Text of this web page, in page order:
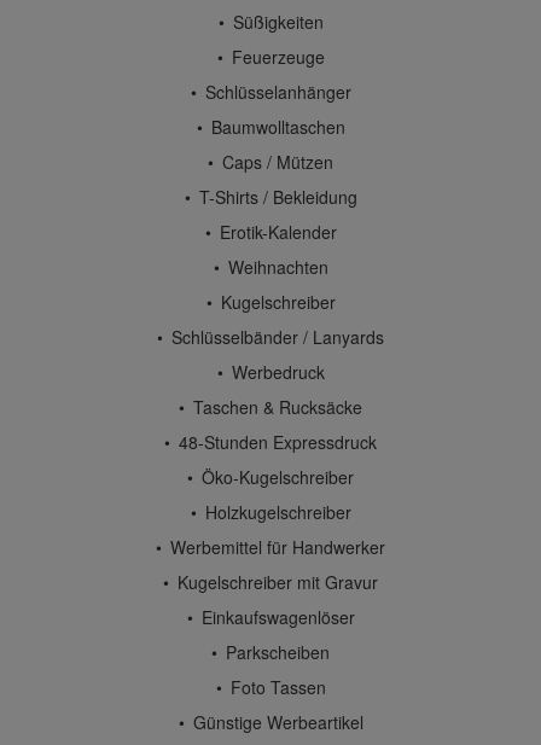
Süßigkeiten
Feuerzeuge
Schlüsselanhänger
Baumwolltaschen
Caps / Mützen
T-Shirts / Bekleidung
Erotik-Kalender
Weihnachten
Kugelschreiber
Schlüsselbänder / Lanyards
Werbedruck
Taschen & Rucksäcke
48-Stunden Expressdruck
Öko-Kugelschreiber
Holzkugelschreiber
Werbemittel für Handwerker
Kugelschreiber mit Gravur
Einkaufswagenlöser
Parkscheiben
Foto Tassen
Günstige Werbeartikel